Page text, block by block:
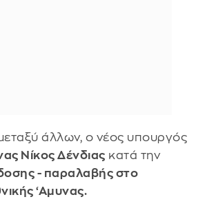
άλλων, ο νέος υπουργός
Νίκος Δένδιας κατά την
- παραλαβής στο
‘Αμυνας.